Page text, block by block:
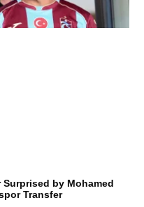
Surprised by Mohamed
Transfer